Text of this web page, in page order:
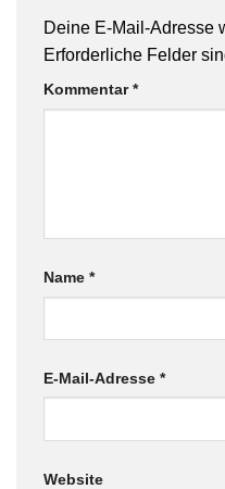
Deine E-Mail-Adresse
Erforderliche Felder
Kommentar*
Name *
E-Mail-Adresse *
Website